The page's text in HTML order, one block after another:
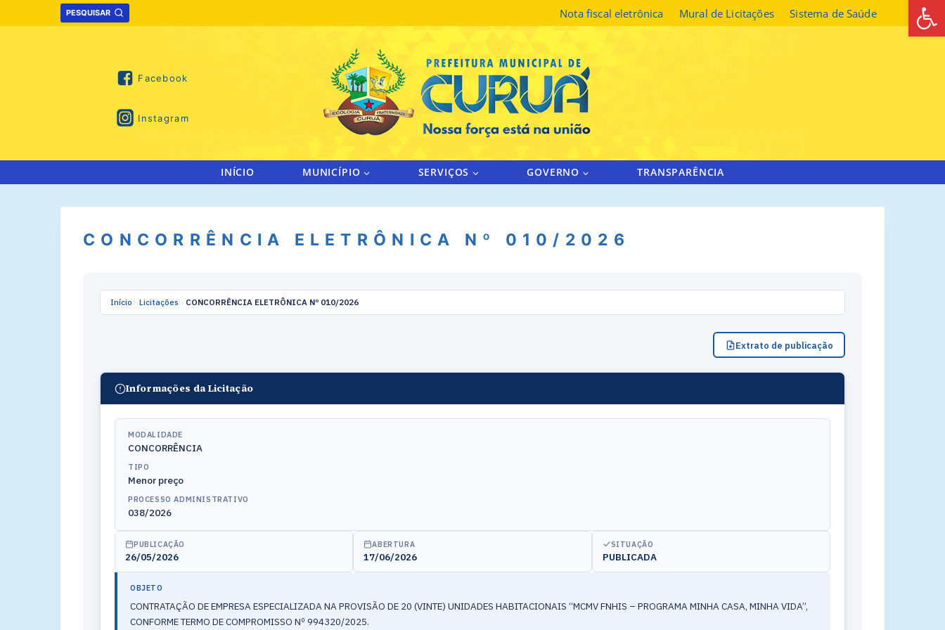
to
PESQUISAR Nota fiscal eletrônica Mural de Licitações Sistema de Saúde
Facebook
Instagram
INÍCIO MUNICÍPIO SERVIÇOS GOVERNO TRANSPARÊNCIA
CONCORRÊNCIA ELETRÔNICA Nº 010/2026
Início » Licitações » CONCORRÊNCIA ELETRÔNICA Nº 010/2026
Extrato de publicação
Informações da Licitação
MODALIDADE
CONCORRÊNCIA
TIPO
Menor preço
PROCESSO ADMINISTRATIVO
038/2026
PUBLICAÇÃO
26/05/2026
ABERTURA
17/06/2026
SITUAÇÃO
PUBLICADA
OBJETO
CONTRATAÇÃO DE EMPRESA ESPECIALIZADA NA PROVISÃO DE 20 (VINTE) UNIDADES HABITACIONAIS “MCMV FNHIS – PROGRAMA MINHA CASA, MINHA VIDA”,
CONFORME TERMO DE COMPROMISSO Nº 994320/2025.